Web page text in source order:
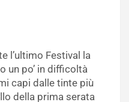
l’ultimo Festival la
un po’ in difficoltà
capi dalle tinte più
della prima serata